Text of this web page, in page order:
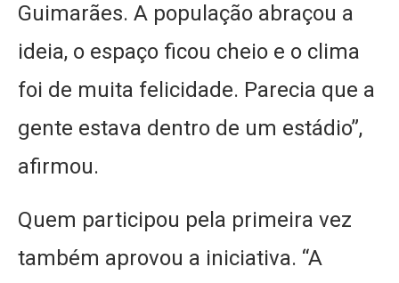
Guimarães. A população abraçou a
ideia, o espaço ficou cheio e o clima
foi de muita felicidade. Parecia que a
gente estava dentro de um estádio”,
afirmou.
Quem participou pela primeira vez
também aprovou a iniciativa. “A